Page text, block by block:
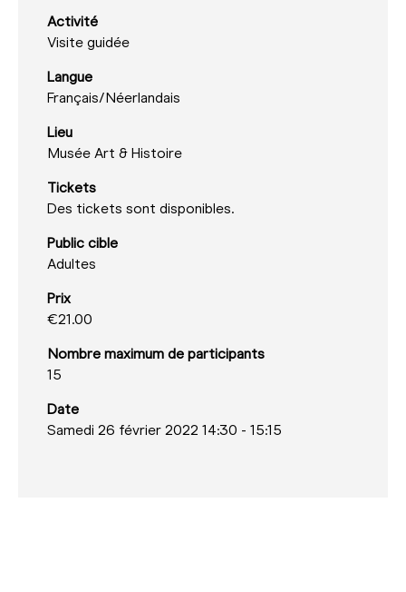
Activité
Visite guidée
Langue
Français/Néerlandais
Lieu
Musée Art & Histoire
Tickets
Des tickets sont disponibles.
Public cible
Adultes
Prix
€21.00
Nombre maximum de participants
15
Date
Samedi 26 février 2022 14:30 - 15:15